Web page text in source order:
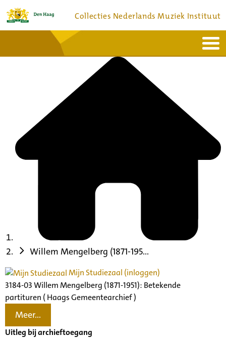
Collecties Nederlands Muziek Instituut
Bronnen en collecties
Willem Mengelberg (1871-195...
Mijn Studiezaal (inloggen)
3184-03 Willem Mengelberg (1871-1951): Betekende
partituren ( Haags Gemeentearchief )
Meer...
Uitleg bij archieftoegang